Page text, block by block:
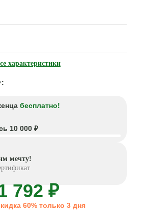
характеристики
бесплатно!
10 000 ₽
мечту!
792 ₽
60% только 3 дня